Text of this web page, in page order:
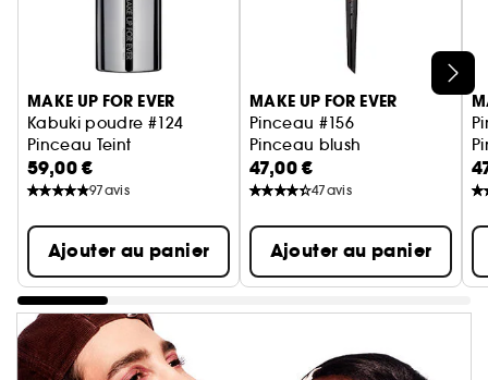
Ignorer le carrousel produits
MAKE UP FOR EVER
Kabuki poudre #124
Pinceau Teint
59,00 €
97avis
Ajouter au panier
MAKE UP FOR EVER
Pinceau #156
Pinceau blush
47,00 €
47avis
Ajouter au panier